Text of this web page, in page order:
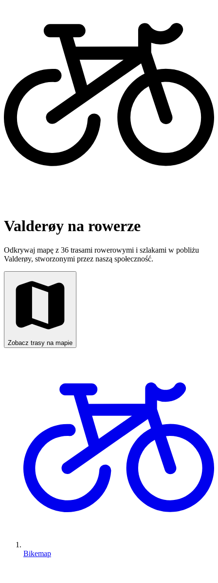
Valderøy na rowerze
Odkrywaj mapę z 36 trasami rowerowymi i szlakami w pobliżu
Valderøy, stworzonymi przez naszą społeczność.
Zobacz trasy na mapie
Bikemap